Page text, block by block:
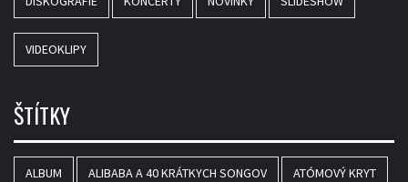
VIDEOKLIPY
ŠTÍTKY
ALBUM ALIBABA A 40 KRÁTKYCH SONGOV ATÓMOVÝ KRYT